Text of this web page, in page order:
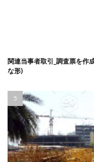
関連当事者取引_調査票を作
な形)